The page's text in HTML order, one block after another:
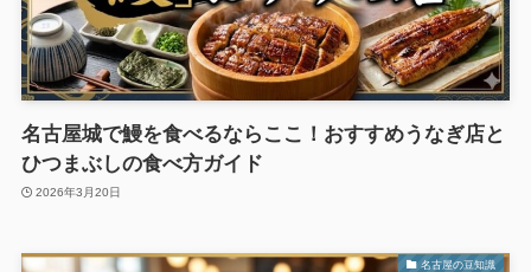
名古屋城で鰻を食べるならここ！おすすめうなぎ店と
ひつまぶしの食べ方ガイド
2026年3月20日
名古屋の豆知識